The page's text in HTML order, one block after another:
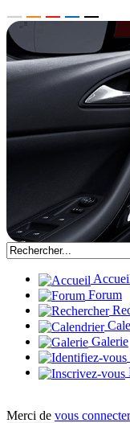
Forum
Galerie
Merci de vous connecter